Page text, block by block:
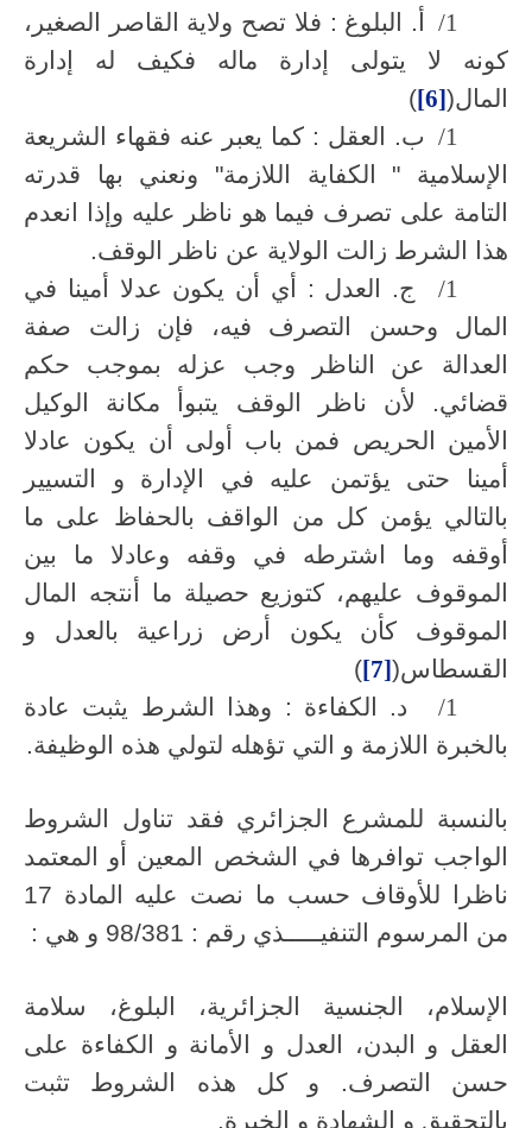
1/
أ. البلوغ : فلا تصح ولاية القاصر الصغير،
كونه لا يتولى إدارة ماله فكيف له إدارة
المال([6]
)
1/
ب. العقل : كما يعبر عنه فقهاء الشريعة
الإسلامية " الكفاية اللازمة" ونعني بها قدرته
التامة على تصرف فيما هو ناظر عليه وإذا انعدم
هذا الشرط زالت الولاية عن ناظر الوقف.
1/
ج. العدل : أي أن يكون عدلا أمينا في
المال وحسن التصرف فيه، فإن زالت صفة
العدالة عن الناظر وجب عزله بموجب حكم
قضائي. لأن ناظر الوقف يتبوأ مكانة الوكيل
الأمين الحريص فمن باب أولى أن يكون عادلا
أمينا حتى يؤتمن عليه في الإدارة و التسيير
بالتالي يؤمن كل من الواقف بالحفاظ على ما
أوقفه وما اشترطه في وقفه وعادلا ما بين
الموقوف عليهم، كتوزيع حصيلة ما أنتجه المال
الموقوف كأن يكون أرض زراعية بالعدل و
القسطاس([7]
)
1/
د. الكفاءة : وهذا الشرط يثبت عادة
بالخبرة اللازمة و التي تؤهله لتولي هذه الوظيفة.
بالنسبة للمشرع الجزائري فقد تناول الشروط
الواجب توافرها في الشخص المعين أو المعتمد
ناظرا للأوقاف حسب ما نصت عليه المادة 17
من المرسوم التنفيـــــذي رقم : 98/381 و هي :
الإسلام، الجنسية الجزائرية، البلوغ، سلامة
العقل و البدن، العدل و الأمانة و الكفاءة على
حسن التصرف. و كل هذه الشروط تثبت
بالتحقيق و الشهادة و الخبرة.